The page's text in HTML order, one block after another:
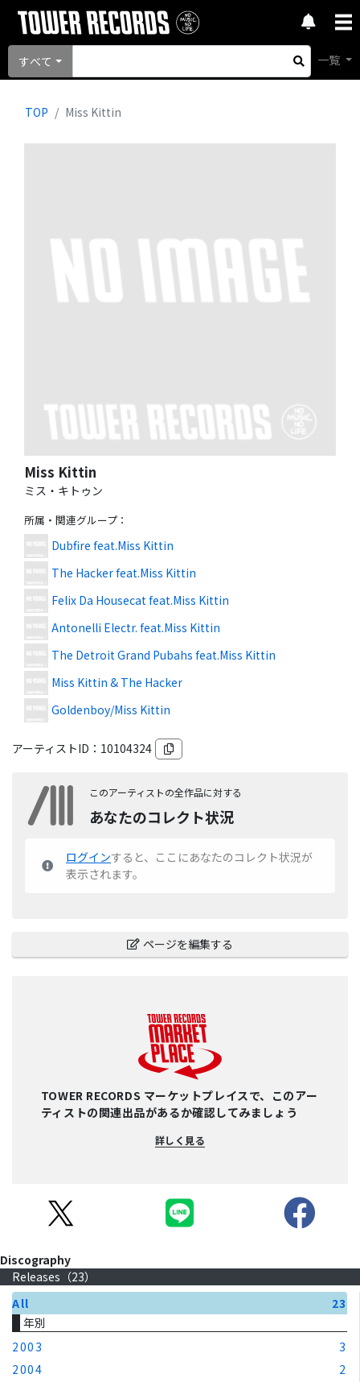
すべて 一覧
TOP Miss Kittin
Miss Kittin
ミス・キトゥン
所属・関連グループ ：
Dubfire feat.Miss Kittin
The Hacker feat.Miss Kittin
Felix Da Housecat feat.Miss Kittin
Antonelli Electr. feat.Miss Kittin
The Detroit Grand Pubahs feat.Miss Kittin
Miss Kittin & The Hacker
Goldenboy/Miss Kittin
アーティストID： 10104324
このアーティストの全作品に対する
あなたのコレクト状況
ログインすると、ここにあなたのコレクト状況が
表示されます。
ページを編集する
TOWER RECORDS マーケットプレイスで、このアー
ティストの関連出品があるか確認してみましょう
詳しく見る
Discography
Releases（23）
All
23
年別
2003
3
2004
2